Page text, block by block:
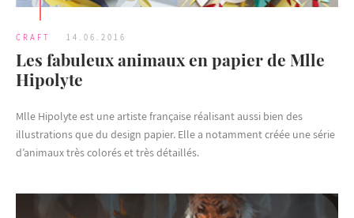
CRAFT 14.06.2016
Les fabuleux animaux en papier de Mlle
Hipolyte
Mlle Hipolyte est une artiste française réalisant aussi bien des
illustrations que du design papier. Elle a notamment créée une série
d’animaux très colorés et très détaillés.